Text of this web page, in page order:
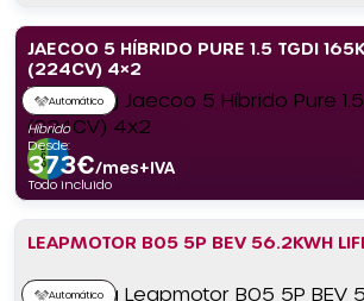
JAECOO 5 HÍBRIDO PURE 1.5 TGDI
(224CV) 4×2
Automático
Híbrido
Desde:
373€/mes+IVA
Todo incluido
LEAPMOTOR B05 5P BEV 56.2KWH
Automático